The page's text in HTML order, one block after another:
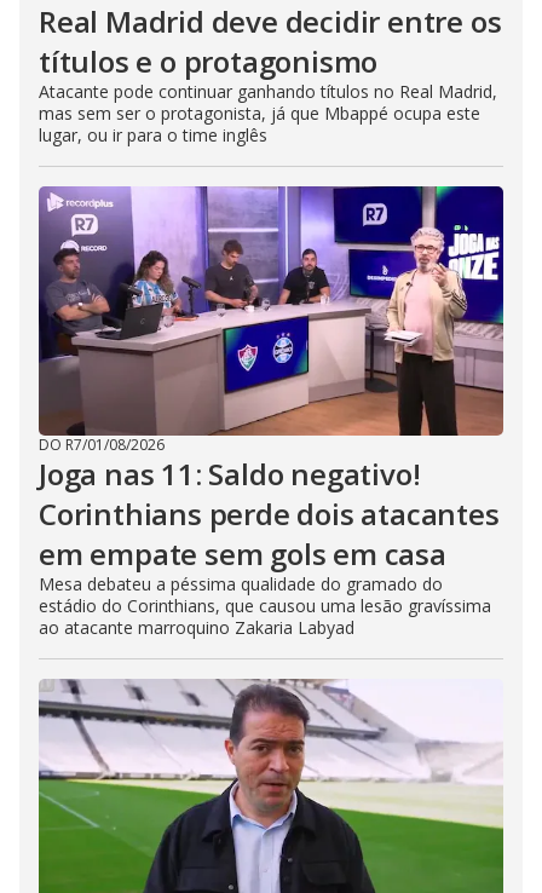
Real Madrid deve decidir entre os
títulos e o protagonismo
Atacante pode continuar ganhando títulos no Real Madrid,
mas sem ser o protagonista, já que Mbappé ocupa este
lugar, ou ir para o time inglês
DO R7/01/08/2026
Joga nas 11: Saldo negativo!
Corinthians perde dois atacantes
em empate sem gols em casa
Mesa debateu a péssima qualidade do gramado do
estádio do Corinthians, que causou uma lesão gravíssima
ao atacante marroquino Zakaria Labyad